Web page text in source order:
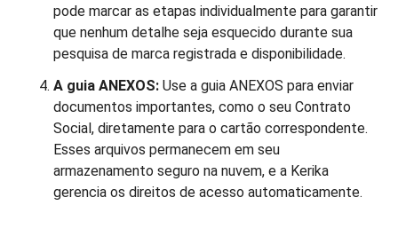
pode marcar as etapas individualmente para garantir
que nenhum detalhe seja esquecido durante sua
pesquisa de marca registrada e disponibilidade.
A guia ANEXOS: Use a guia ANEXOS para enviar
documentos importantes, como o seu Contrato
Social, diretamente para o cartão correspondente.
Esses arquivos permanecem em seu
armazenamento seguro na nuvem, e a Kerika
gerencia os direitos de acesso automaticamente.